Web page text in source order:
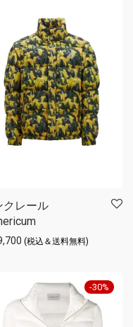
クレール
(税込＆送料無料)
-30%